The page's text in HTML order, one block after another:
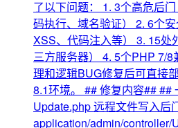
了以下问题： 1. 3个高危后
码执行、域名验证） 2. 6个安
XSS、代码注入等） 3. 15处
三方服务器） 4. 5个PHP 7/
理和逻辑BUG修复后可直接
8.1环境。 ## 修复内容## ##
Update.php 远程文件写入后
application/admin/controller/